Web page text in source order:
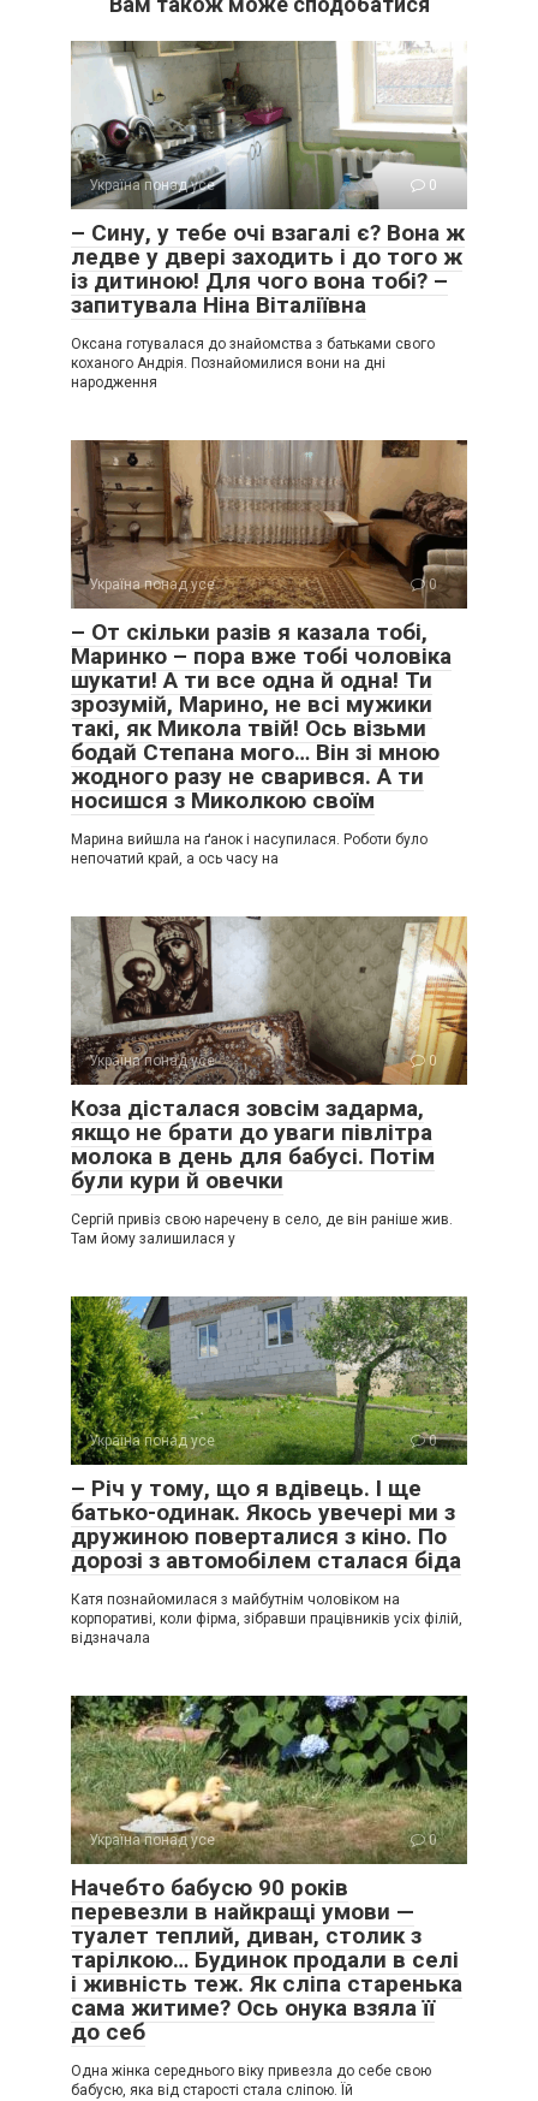
Україна понад усе 0
– Сину, у тебе очі взагалі є? Вона ж
ледве у двері заходить і до того ж
із дитиною! Для чого вона тобі? –
запитувала Ніна Віталіївна
Оксана готувалася до знайомства з батьками свого
коханого Андрія. Познайомилися вони на дні
народження
Україна понад усе 0
– От скільки разів я казала тобі,
Маринко – пора вже тобі чоловіка
шукати! А ти все одна й одна! Ти
зрозумій, Марино, не всі мужики
такі, як Микола твій! Ось візьми
бодай Степана мого… Він зі мною
жодного разу не сварився. А ти
носишся з Миколкою своїм
Марина вийшла на ґанок і насупилася. Роботи було
непочатий край, а ось часу на
Україна понад усе 0
Коза дісталася зовсім задарма,
якщо не брати до уваги півлітра
молока в день для бабусі. Потім
були кури й овечки
Сергій привіз свою наречену в село, де він раніше жив.
Там йому залишилася у
Україна понад усе 0
– Річ у тому, що я вдівець. І ще
батько-одинак. Якось увечері ми з
дружиною поверталися з кіно. По
дорозі з автомобілем сталася біда
Катя познайомилася з майбутнім чоловіком на
корпоративі, коли фірма, зібравши працівників усіх філій,
відзначала
Україна понад усе 0
Начебто бабусю 90 років
перевезли в найкращі умови —
туалет теплий, диван, столик з
тарілкою… Будинок продали в селі
і живність теж. Як сліпа старенька
сама житиме? Ось онука взяла її
до себ
Одна жінка середнього віку привезла до себе свою
бабусю, яка від старості стала сліпою. Їй